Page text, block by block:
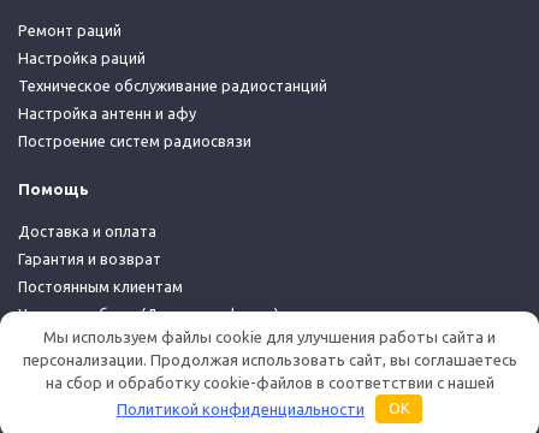
Ремонт раций
Настройка раций
Техническое обслуживание радиостанций
Настройка антенн и афу
Построение систем радиосвязи
Помощь
Доставка и оплата
Гарантия и возврат
Постоянным клиентам
Условия работы (Договор-оферта)
Политика конфиденциальности
© 2026 Дуплекс Шоп
Мы используем файлы cookie для улучшения работы сайта и
персонализации. Продолжая использовать сайт, вы соглашаетесь
на сбор и обработку cookie-файлов в соответствии с нашей
Политикой конфиденциальности
OK